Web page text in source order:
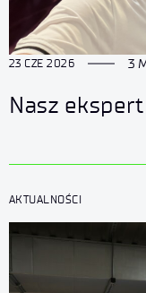
23 CZE 2026 3
Nasz
AKTUALNOŚCI